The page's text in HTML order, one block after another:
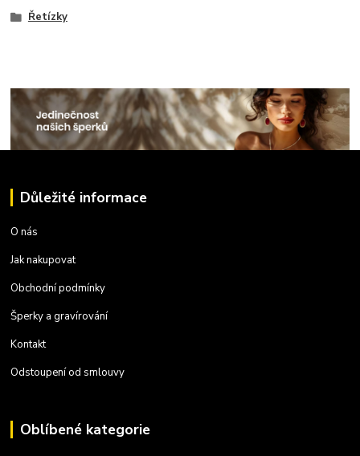
Řetízky
Důležité informace
O nás
Jak nakupovat
Obchodní podmínky
Šperky a gravírování
Kontakt
Odstoupení od smlouvy
Oblíbené kategorie